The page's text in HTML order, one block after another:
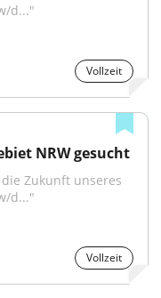
​d..."
Vollzeit
NRW gesucht
Zukunft unseres
​d..."
Vollzeit